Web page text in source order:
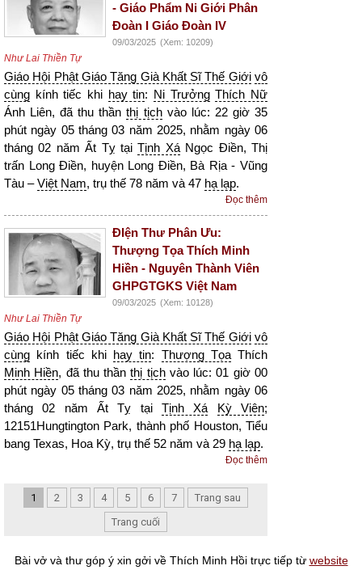
- Giáo Phẩm Ni Giới Phân
Đoàn I Giáo Đoàn IV
09/03/2025 (Xem: 10209)
Như Lai Thiền Tự
Giáo Hội Phật Giáo Tăng Già Khất Sĩ Thế Giới vô
cùng kính tiếc khi hay tin: Ni Trưởng Thích Nữ
Ánh Liên, đã thu thầnthị tịchvào lúc: 22 giờ 35
phút ngày 05 tháng 03 năm 2025, nhằm ngày 06
tháng 02 năm Ất Tỵ tạiTịnh XáNgọc Điền, Thị
trấn Long Điền, huyện Long Điền, Bà Rịa - Vũng
Tàu –Việt Nam, trụ thế 78 năm và 47 hạ lạp.
Đọc thêm
ĐIện Thư Phân Ưu:
Thượng Tọa Thích Minh
Hiền - Nguyên Thành Viên
GHPGTGKS Việt Nam
09/03/2025 (Xem: 10128)
Như Lai Thiền Tự
Giáo Hội Phật Giáo Tăng Già Khất Sĩ Thế Giới vô
cùng kính tiếc khi hay tin: Thượng TọaThích
Minh Hiền, đã thu thầnthị tịchvào lúc: 01 giờ 00
phút ngày 05 tháng 03 năm 2025, nhằm ngày 06
tháng 02 năm Ất Tỵ tại Tịnh Xá Kỳ Viên;
12151Hungtington Park, thành phố Houston, Tiểu
bang Texas, Hoa Kỳ, trụ thế 52 năm và 29 hạ lạp.
Đọc thêm
1 2 3 4 5 6 7
Trang sau
Trang cuối
Bài vở và thư góp ý xin gởi về Thích Minh Hồi trực tiếp từ website